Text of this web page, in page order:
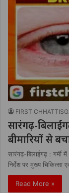
FIRST
सारंगढ़-
बीमारियों से
सारंगढ़-बिलाईगढ़ :
निर्देश पर मुख्य चिकित्सा
Read More »